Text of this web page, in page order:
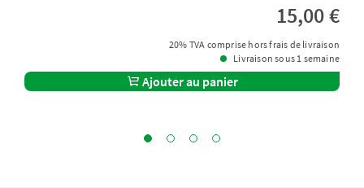
15,00 €
20% TVA comprise hors frais de livraison
Livraison sous 1 semaine
Ajouter au panier